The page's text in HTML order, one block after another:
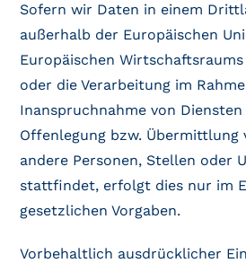
Sofern wir Daten in einem
außerhalb der Europäischen
Europäischen
oder die Verarbeitung im
Inanspruchnahme von
Offenlegung bzw. Übermittlung
andere Personen, Stellen oder
stattfindet, erfolgt dies nur im
gesetzlichen Vorgaben.
Vorbehaltlich ausdrücklicher